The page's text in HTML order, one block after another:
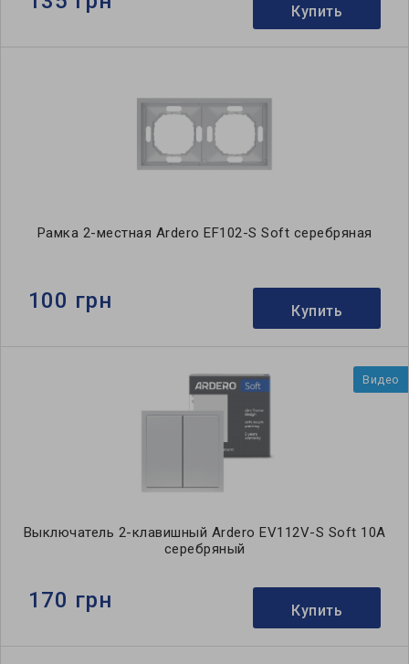
Купить
Рамка 2-местная Ardero EF102-S Soft серебряная
100 грн Купить
Видео
Выключатель 2-клавишный Ardero EV112V-S Soft 10А
серебряный
170 грн Купить